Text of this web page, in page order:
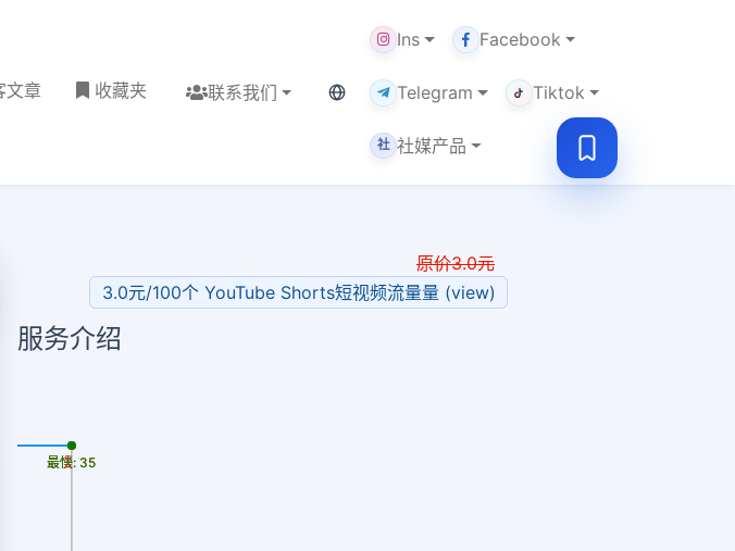
文章 收藏夹 联系我们 当前语言：中文
Ins Facebook
Telegram Tiktok
社 社媒产品
原价3.0元
3.0元/100个 YouTube Shorts短视频流量量 (view)
服务介绍
最慢: 35
最快: 35